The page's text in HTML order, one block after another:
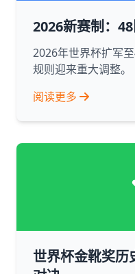
2026新赛制：
2026年世界杯扩军
规则迎来重大调整。
阅读更多
世界杯金靴奖历